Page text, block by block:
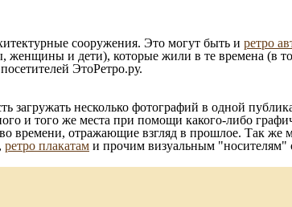
сооружения. Это могут быть и ретро
и дети), которые жили в те времена (в
ЭтоРетро.ру.
загружать несколько фотографий в одной
и того же места при помощи какого-либо
времени, отражающие взгляд в прошлое. Так же
ретро плакатам и прочим визуальным "носителям"